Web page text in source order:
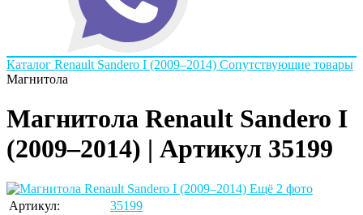
Каталог Renault Sandero I (2009–2014) Сопутствующие товары
Магнитола
Магнитола Renault Sandero I
(2009–2014) | Артикул 35199
Ещё 2 фото
Артикул:
35199